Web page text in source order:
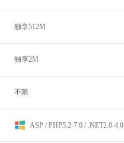
独享512M
独享2M
不限
ASP / PHP5.2-7.0 / .NET2.0-4.0